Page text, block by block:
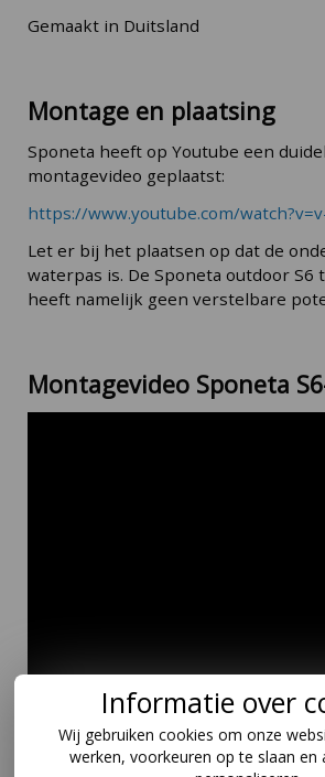
Gemaakt in Duitsland
Montage en plaatsing
Sponeta heeft op Youtube een
montagevideo geplaatst:
https://www.youtube.com/
Let er bij het plaatsen op dat de
waterpas is. De Sponeta outdoor S6
heeft namelijk geen verstelbare
Montagevideo Sponeta
Informatie over
Wij gebruiken cookies om onze
werken, voorkeuren op te slaan en